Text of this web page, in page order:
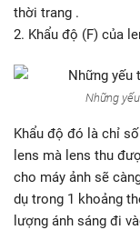
thời trang .
2. Khẩu độ (F) của
Những
Khẩu độ đó là chỉ
lens mà lens thu
cho máy ảnh sẽ
dụ trong 1 khoảng
lượng ánh sáng đi